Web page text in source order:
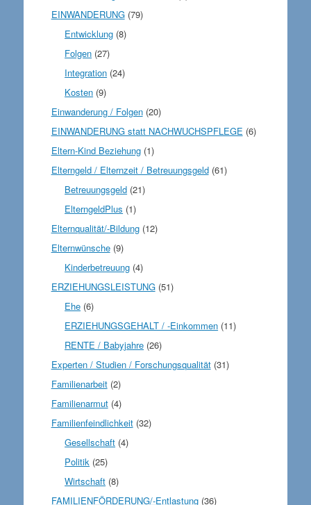
EINWANDERUNG(79)
Entwicklung (8)
Folgen (27)
Integration (24)
Kosten (9)
Einwanderung / Folgen(20)
EINWANDERUNG statt NACHWUCHSPFLEGE (6)
Eltern-Kind Beziehung(1)
Elterngeld / Elternzeit / Betreuungsgeld(61)
Betreuungsgeld (21)
ElterngeldPlus (1)
Elternqualität/-Bildung(12)
Elternwünsche(9)
Kinderbetreuung (4)
ERZIEHUNGSLEISTUNG(51)
Ehe (6)
ERZIEHUNGSGEHALT / -Einkommen (11)
RENTE / Babyjahre (26)
Experten / Studien / Forschungsqualität(31)
Familienarbeit(2)
Familienarmut(4)
Familienfeindlichkeit(32)
Gesellschaft (4)
Politik (25)
Wirtschaft (8)
FAMILIENFÖRDERUNG/-Entlastung(36)